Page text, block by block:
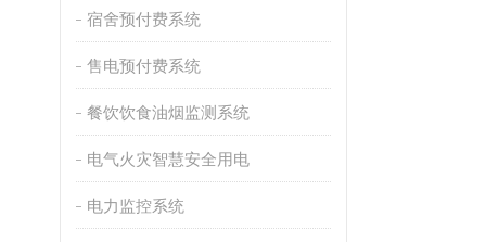
宿舍预付费系统
售电预付费系统
餐饮饮食油烟监测系统
电气火灾智慧安全用电
电力监控系统